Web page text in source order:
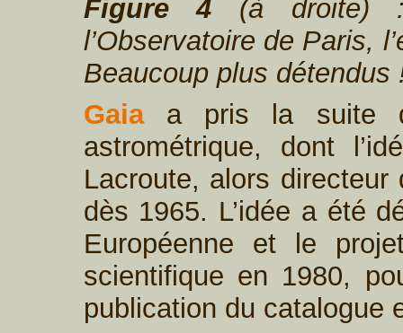
Figure 4 (à droite)
l’Observatoire de Paris,
Beaucoup plus
Gaiaa pris la suite
astrométrique, dont
Lacroute, alors directeur
dès 1965. L’idée a été
Européenne et le
scientifique en 1980,
publication du catalogue